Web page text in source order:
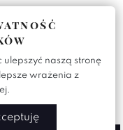
naszą stronę
wrażenia z